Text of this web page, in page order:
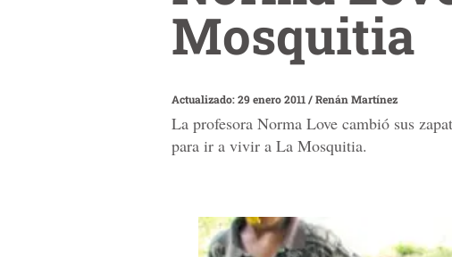
Mosquitia
Actualizado: 29 enero 2011 /Renán Martínez
La profesora Norma Love cambió sus
para ir a vivir a La Mosquitia.